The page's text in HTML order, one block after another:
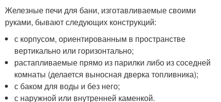
Железные печи для бани, изготавливаемые своими
руками, бывают следующих конструкций:
с корпусом, ориентированным в пространстве
вертикально или горизонтально;
растапливаемые прямо из парилки либо из соседней
комнаты (делается выносная дверка топливника);
с баком для воды и без него;
с наружной или внутренней каменкой.